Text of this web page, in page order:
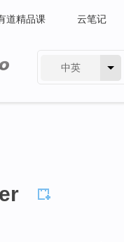
道精品课 云笔记
中英